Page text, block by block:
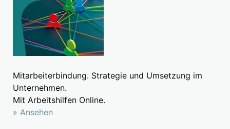
Mitarbeiterbindung. Strategie und Umsetzung im
Unternehmen.
Mit Arbeitshilfen Online.
» Ansehen